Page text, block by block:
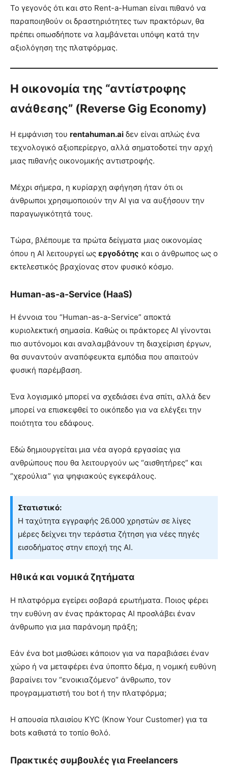
Το γεγονός ότι και στο Rent-a-Human είναι πιθανό να
παραποιηθούν οι δραστηριότητες των πρακτόρων, θα
πρέπει οπωσδήποτε να λαμβάνεται υπόψη κατά την
αξιολόγηση της πλατφόρμας.
Η οικονομία της “αντίστροφης
ανάθεσης” (Reverse Gig Economy)
Η εμφάνιση του rentahuman.ai δεν είναι απλώς ένα
τεχνολογικό αξιοπερίεργο, αλλά σηματοδοτεί την αρχή
μιας πιθανής οικονομικής αντιστροφής.
Μέχρι σήμερα, η κυρίαρχη αφήγηση ήταν ότι οι
άνθρωποι χρησιμοποιούν την AI για να αυξήσουν την
παραγωγικότητά τους.
Τώρα, βλέπουμε τα πρώτα δείγματα μιας οικονομίας
όπου η AI λειτουργεί ως εργοδότης και ο άνθρωπος ως ο
εκτελεστικός βραχίονας στον φυσικό κόσμο.
Human-as-a-Service (HaaS)
Η έννοια του “Human-as-a-Service” αποκτά
κυριολεκτική σημασία. Καθώς οι πράκτορες AI γίνονται
πιο αυτόνομοι και αναλαμβάνουν τη διαχείριση έργων,
θα συναντούν αναπόφευκτα εμπόδια που απαιτούν
φυσική παρέμβαση.
Ένα λογισμικό μπορεί να σχεδιάσει ένα σπίτι, αλλά δεν
μπορεί να επισκεφθεί το οικόπεδο για να ελέγξει την
ποιότητα του εδάφους.
Εδώ δημιουργείται μια νέα αγορά εργασίας για
ανθρώπους που θα λειτουργούν ως “αισθητήρες” και
“χερούλια” για ψηφιακούς εγκεφάλους.
Στατιστικό:
Η ταχύτητα εγγραφής 26.000 χρηστών σε λίγες
μέρες δείχνει την τεράστια ζήτηση για νέες πηγές
εισοδήματος στην εποχή της AI.
Ηθικά και νομικά ζητήματα
Η πλατφόρμα εγείρει σοβαρά ερωτήματα. Ποιος φέρει
την ευθύνη αν ένας πράκτορας AI προσλάβει έναν
άνθρωπο για μια παράνομη πράξη;
Εάν ένα bot μισθώσει κάποιον για να παραβιάσει έναν
χώρο ή να μεταφέρει ένα ύποπτο δέμα, η νομική ευθύνη
βαραίνει τον “ενοικιαζόμενο” άνθρωπο, τον
προγραμματιστή του bot ή την πλατφόρμα;
Η απουσία πλαισίου KYC (Know Your Customer) για τα
bots καθιστά το τοπίο θολό.
Πρακτικές συμβουλές για Freelancers